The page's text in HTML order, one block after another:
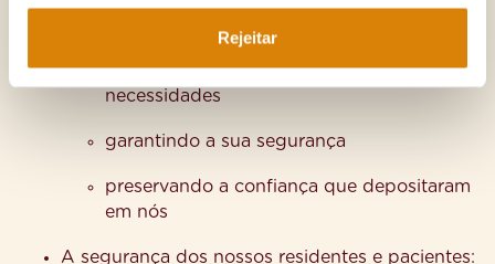
Rejeitar
A satisfação dos nossos residentes e utentes:
Dando uma resposta imediata às suas
necessidades
garantindo a sua segurança
preservando a confiança que depositaram
em nós
A segurança dos nossos residentes e pacientes: